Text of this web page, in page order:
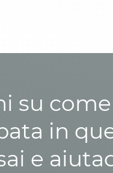
su
in
e